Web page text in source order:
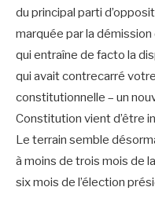
du principal parti
marquée par la
qui entraîne de facto la
qui avait contrecarré
constitutionnelle – un
Constitution vient d’être
Le terrain semble
à moins de trois mois de
six mois de l’élection